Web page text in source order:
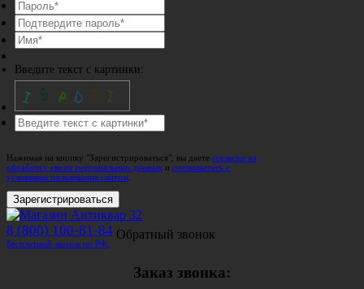
Введите текст с картинки:
Нажимая на кнопку "Зарегистрироваться", вы даете согласие на
обработку своих персональных данных и соглашаетесь с
условиями пользования сайтом
Зарегистрироваться
8 (800) 100-81-84
Бесплатный звонок по РФ.
Обратный звонок
Заказ звонка: